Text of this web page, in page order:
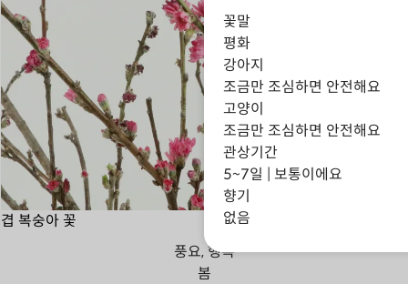
겹 복숭아 꽃
풍요, 행복
봄
꽃말
평화
강아지
조금만 조심하면 안전해요
고양이
조금만 조심하면 안전해요
관상기간
5~7일 | 보통이에요
향기
없음